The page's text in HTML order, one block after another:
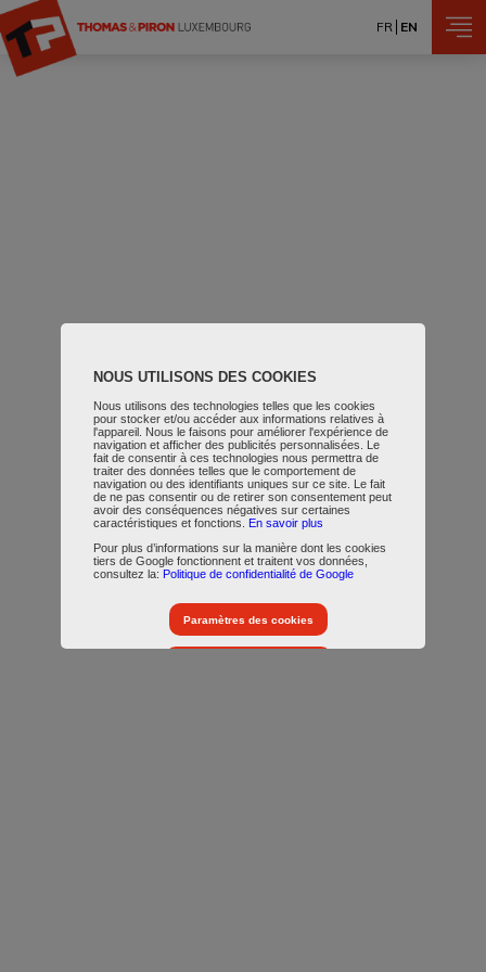
Skip to main content
FR EN
NOUS UTILISONS DES COOKIES
Nous utilisons des technologies telles que les cookies
pour stocker et/ou accéder aux informations relatives à
l'appareil. Nous le faisons pour améliorer l'expérience de
navigation et afficher des publicités personnalisées. Le
fait de consentir à ces technologies nous permettra de
traiter des données telles que le comportement de
navigation ou des identifiants uniques sur ce site. Le fait
de ne pas consentir ou de retirer son consentement peut
avoir des conséquences négatives sur certaines
caractéristiques et fonctions. En savoir plus
Pour plus d’informations sur la manière dont les cookies
tiers de Google fonctionnent et traitent vos données,
consultez la: Politique de confidentialité de Google
Paramètres des cookies